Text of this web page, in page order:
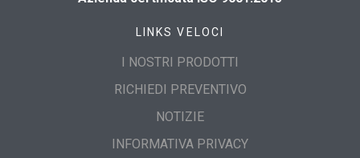
LINKS VELOCI
I NOSTRI PRODOTTI
RICHIEDI PREVENTIVO
NOTIZIE
INFORMATIVA PRIVACY